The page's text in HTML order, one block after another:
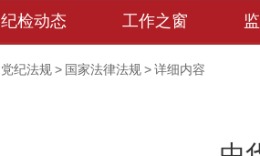
纪检动态 工作之窗
党纪法规> 国家法律法规>详细内容